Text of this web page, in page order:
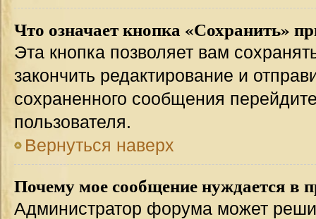
Что означает кнопка «Сохранить»
Эта кнопка позволяет вам
закончить редактирование и
сохраненного сообщения
пользователя.
Вернуться наверх
Почему мое сообщение нуждается в
Администратор форума может